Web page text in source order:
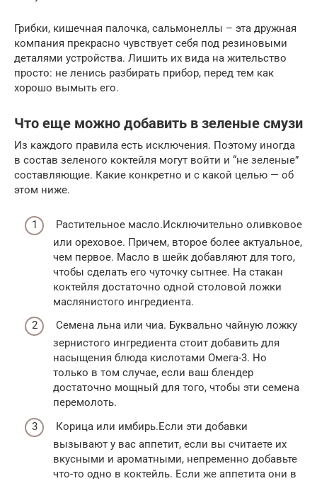
Грибки, кишечная палочка, сальмонеллы – эта дружная
компания прекрасно чувствует себя под резиновыми
деталями устройства. Лишить их вида на жительство
просто: не ленись разбирать прибор, перед тем как
хорошо вымыть его.
Что еще можно добавить в зеленые смузи
Из каждого правила есть исключения. Поэтому иногда
в состав зеленого коктейля могут войти и “не зеленые”
составляющие. Какие конкретно и с какой целью — об
этом ниже.
Растительное масло.Исключительно оливковое
или ореховое. Причем, второе более актуальное,
чем первое. Масло в шейк добавляют для того,
чтобы сделать его чуточку сытнее. На стакан
коктейля достаточно одной столовой ложки
маслянистого ингредиента.
Семена льна или чиа. Буквально чайную ложку
зернистого ингредиента стоит добавить для
насыщения блюда кислотами Омега-3. Но
только в том случае, если ваш блендер
достаточно мощный для того, чтобы эти семена
перемолоть.
Корица или имбирь.Если эти добавки
вызывают у вас аппетит, если вы считаете их
вкусными и ароматными, непременно добавьте
что-то одно в коктейль. Если же аппетита они в